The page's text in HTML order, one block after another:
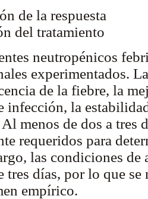
de la respuesta
del tratamiento
neutropénicos
experimentados.
de la fiebre, la
infección, la
menos de dos a tres
requeridos para
las condiciones de
tres días, por lo que
empírico.